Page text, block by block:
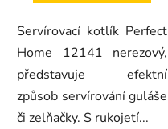
Servírovací kotlík Perfect
Home 12141 nerezový,
představuje efektní
způsob servírování guláše
či zelňačky. S rukojetí...